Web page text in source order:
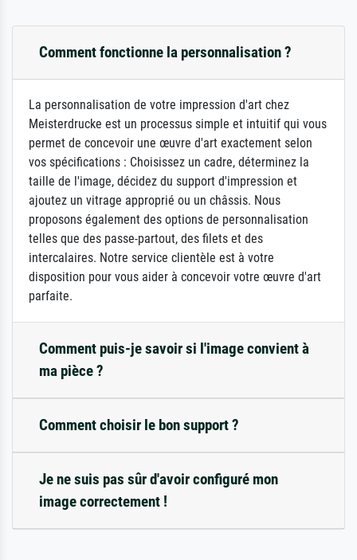
Comment fonctionne la personnalisation ?
La personnalisation de votre impression d'art chez
Meisterdrucke est un processus simple et intuitif qui vous
permet de concevoir une œuvre d'art exactement selon
vos spécifications : Choisissez un cadre, déterminez la
taille de l'image, décidez du support d'impression et
ajoutez un vitrage approprié ou un châssis. Nous
proposons également des options de personnalisation
telles que des passe-partout, des filets et des
intercalaires. Notre service clientèle est à votre
disposition pour vous aider à concevoir votre œuvre d'art
parfaite.
Comment puis-je savoir si l'image convient à
ma pièce ?
Comment choisir le bon support ?
Je ne suis pas sûr d'avoir configuré mon
image correctement !